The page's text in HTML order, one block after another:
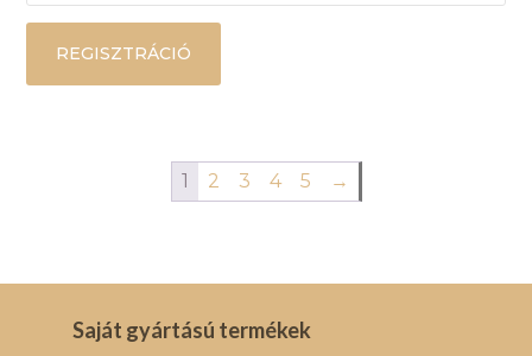
REGISZTRÁCIÓ
1 2 3 4 5 →
Saját gyártású termékek